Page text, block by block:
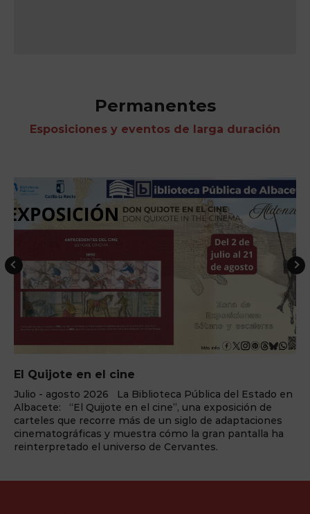
Permanentes
Esposiciones y eventos de larga duración
El Quijote en el cine
Julio - agosto 2026 La Biblioteca Pública del Estado en
Albacete: “El Quijote en el cine”, una exposición de
carteles que recorre más de un siglo de adaptaciones
cinematográficas y muestra cómo la gran pantalla ha
reinterpretado el universo de Cervantes.